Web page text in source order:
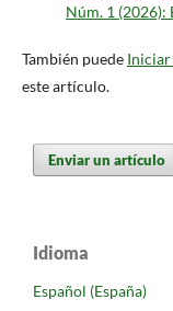
Núm. 1 (2026):
También puede Iniciar
este artículo.
Enviar un artículo
Idioma
Español (España)